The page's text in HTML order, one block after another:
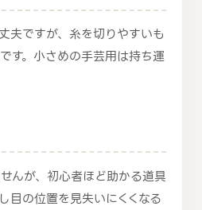
夫ですが、糸を切りやすいも
す。小さめの手芸用は持ち運
んが、初心者ほど助かる道具
目の位置を見失いにくくなる